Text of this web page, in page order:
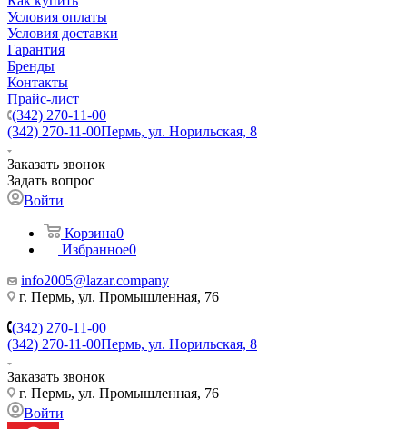
Условия оплаты
Условия доставки
Гарантия
Бренды
Контакты
Прайс-лист
(342) 270-11-00
(342) 270-11-00Пермь, ул. Норильская, 8
Заказать звонок
Задать вопрос
Войти
Корзина0
Избранное0
info2005@lazar.company
г. Пермь, ул. Промышленная, 76
(342) 270-11-00
(342) 270-11-00Пермь, ул. Норильская, 8
Заказать звонок
г. Пермь, ул. Промышленная, 76
Войти